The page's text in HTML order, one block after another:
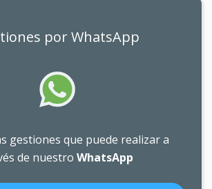
por WhatsApp
gestiones que puede realizar a
de nuestro WhatsApp